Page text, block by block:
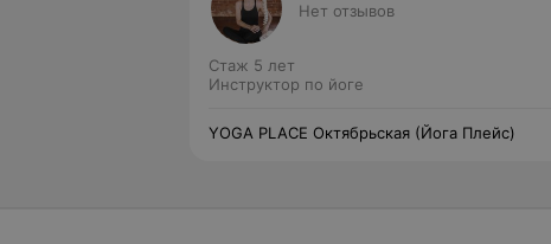
Нет отзывов
Стаж 5 лет
Инструктор по йоге
YOGA PLACE Октябрьская (Йога Плейс)